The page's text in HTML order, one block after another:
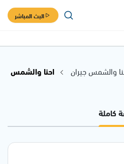
البث المباشر
والشمس جيران
احنا والشمس
كاملة